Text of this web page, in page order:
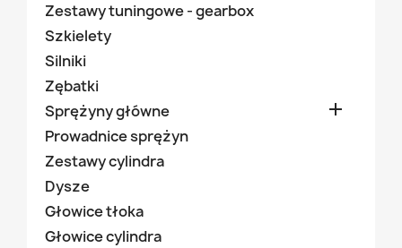
Zestawy tuningowe - gearbox
Szkielety
Silniki
Zębatki
Sprężyny główne

Prowadnice sprężyn
Zestawy cylindra
Dysze
Głowice tłoka
Głowice cylindra